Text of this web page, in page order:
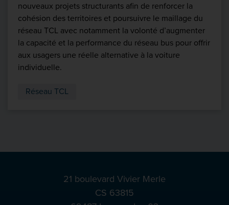
nouveaux projets structurants afin de renforcer la
cohésion des territoires et poursuivre le maillage du
réseau TCL avec notamment la volonté d’augmenter
la capacité et la performance du réseau bus pour offrir
aux usagers une réelle alternative à la voiture
individuelle.
Réseau TCL
21 boulevard Vivier Merle
CS 63815